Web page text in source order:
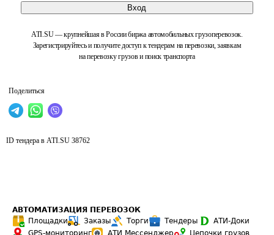
Вход
ATI.SU — крупнейшая в России биржа автомобильных грузоперевозок.
Зарегистрируйтесь и получите доступ к тендерам на перевозки, заявкам
на перевозку грузов и поиск транспорта
Поделиться
ID тендера в ATI.SU 38762
АВТОМАТИЗАЦИЯ ПЕРЕВОЗОК
Площадки
Заказы Торги Тендеры
АТИ-Доки
GPS-мониторинг
АТИ Мессенджер
Цепочки грузов